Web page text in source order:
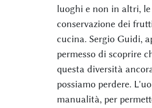
luoghi e non in altri,
conservazione dei
cucina. Sergio Guidi,
permesso di scoprire
questa diversità
possiamo perdere.
manualità, per